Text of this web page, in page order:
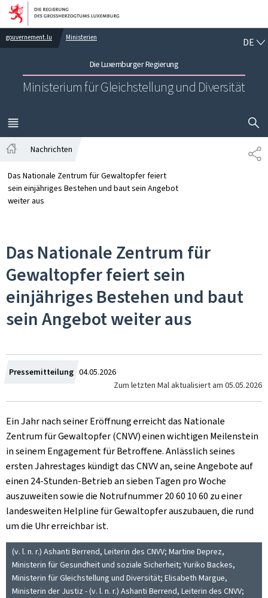
Zur Hauptnavigation
Zum Inhalt
gouvernement.lu Ministerien
Die Luxemburger Regierung
Ministerium für Gleichstellung und Diversität
DE
MENÜ
HAUPT-
Nachrichten
Das Nationale Zentrum für Gewaltopfer feiert
sein einjähriges Bestehen und baut sein Angebot
weiter aus
Das Nationale Zentrum für
Gewaltopfer feiert sein
einjähriges Bestehen und baut
sein Angebot weiter aus
Pressemitteilung Zum
04.05.2026
Zum letzten Mal aktualisiert am 05.05.2026
Ein Jahr nach seiner Eröffnung erreicht das Nationale
Zentrum für Gewaltopfer (CNVV) einen wichtigen Meilenstein
in seinem Engagement für Betroffene. Anlässlich seines
ersten Jahrestages kündigt das CNVV an, seine Angebote auf
einen 24-Stunden-Betrieb an sieben Tagen pro Woche
auszuweiten sowie die Notrufnummer 20 60 10 60 zu einer
landesweiten Helpline für Gewaltopfer auszubauen, die rund
um die Uhr erreichbar ist.
(v. l. n. r.) Ashanti Berrend, Leiterin des CNVV; Martine Deprez,
Ministerin für Gesundheit und soziale Sicherheit; Yuriko Backes,
Ministerin für Gleichstellung und Diversität; Elisabeth Margue,
Ministerin der Justiz - (v. l. n. r.) Ashanti Berrend, Leiterin des CNVV;